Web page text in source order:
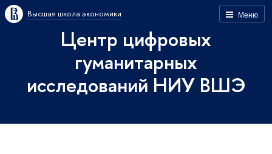
Меню
Высшая школа экономики
Центр цифровых
гуманитарных
исследований НИУ ВШЭ